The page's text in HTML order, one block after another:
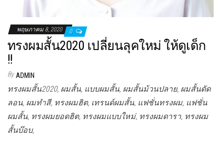
พฤษภาคม 8, 2020 0
ทรงผมสั้น2020 เปลี่ยนลุคใหม่ ให้ดูเด็ก
!!
By ADMIN
ทรงผมสั้น2020, ผมสั้น, แบบผมสั้น, ผมสั้นม้วนปลาย, ผมสั้นดัด
ลอน, ผมทำสี, ทรงผมฮิต, เทรนด์ผมสั้น, แฟชั่นทรงผม, แฟชั่น
ผมสั้น, ทรงผมยอดฮิต, ทรงผมแบบใหม่, ทรงผมดารา, ทรงผม
สั้นบ๊อบ,